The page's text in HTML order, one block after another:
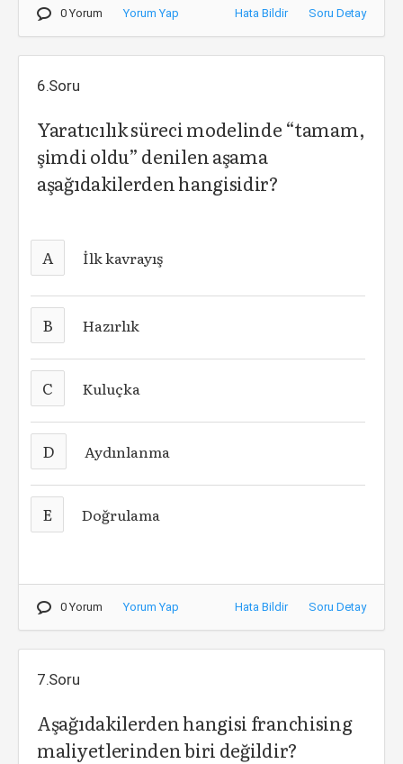
0 Yorum Yorum Yap Hata Bildir Soru Detay
6.Soru
Yaratıcılık süreci modelinde “tamam,
şimdi oldu” denilen aşama
aşağıdakilerden hangisidir?
A İlk kavrayış
B Hazırlık
C Kuluçka
D Aydınlanma
E Doğrulama
0 Yorum Yorum Yap Hata Bildir Soru Detay
7.Soru
Aşağıdakilerden hangisi franchising
maliyetlerinden biri değildir?